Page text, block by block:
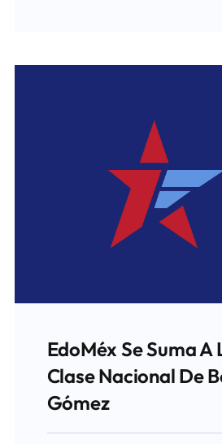
EdoMéx Se Suma A
Clase Nacional De
Gómez